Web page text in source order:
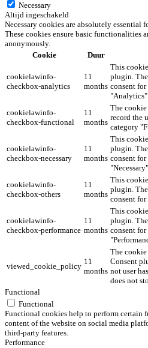
Necessary
Altijd ingeschakeld
Necessary cookies are absolutely essential
These cookies ensure basic functionalities
anonymously.
Cookie
Duur
cookielawinfo-
checkbox-analytics
11
months
This
plugin.
consent
cookielawinfo-
checkbox-functional
11
months
The cookie
record the
category
cookielawinfo-
checkbox-necessary
11
months
This
plugin.
consent
cookielawinfo-
checkbox-others
11
months
This
plugin.
consent
cookielawinfo-
checkbox-performance
11
months
This
plugin.
consent
viewed_cookie_policy
11
months
The
Consent
not user
does not
Functional
Functional
Functional cookies help to perform certain
content of the website on social media
third-party features.
Performance